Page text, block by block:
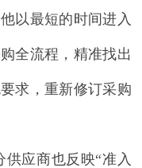
以最短的时间进入
全流程，精准找出
求，重新修订采购
供应商也反映“准入